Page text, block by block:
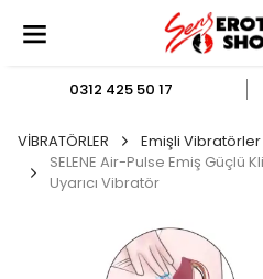
0312 425 50 17
VİBRATÖRLER
Emişli Vibratörler
SELENE Air-Pulse Emiş Güçlü
Uyarıcı Vibratör